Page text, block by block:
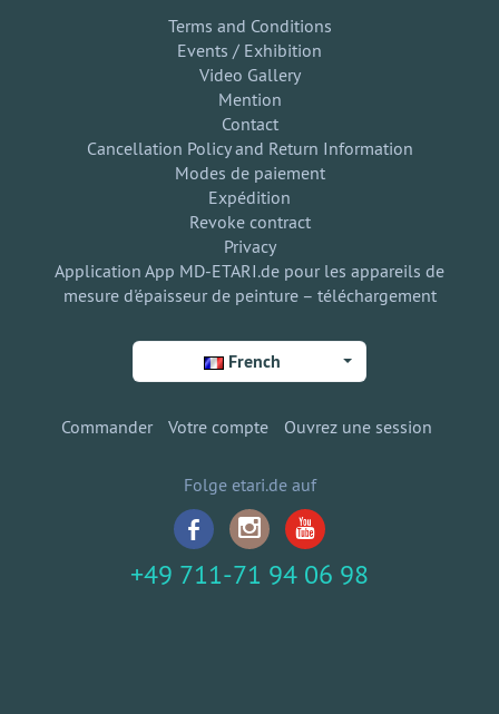
Terms and Conditions
Events / Exhibition
Video Gallery
Mention
Contact
Cancellation Policy and Return Information
Modes de paiement
Expédition
Revoke contract
Privacy
Application App MD-ETARI.de pour les appareils de
mesure d'épaisseur de peinture – téléchargement
French
Commander Votre compte Ouvrez une session
Folge etari.de auf
+49 711-71 94 06 98